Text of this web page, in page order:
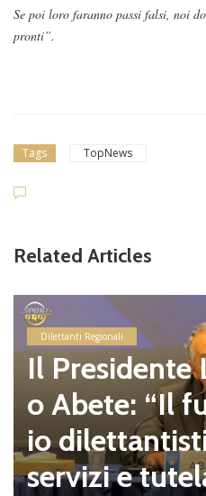
Se poi loro faranno passi falsi, noi
pronti”.
Tags TopNews
Related Articles
Dilettanti Regionali
Il Presidente
o Abete: “Il
io
servizi e